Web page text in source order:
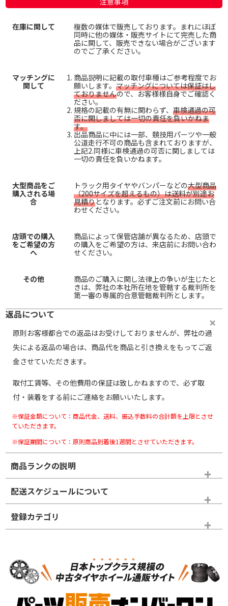
在庫に関して
複数の媒体で販売しております。まれにほぼ
同時に他の媒体・販売サイトにて完売した商
品に関して、販売できない場合がございます
のでご了承ください。
マッチングに
関して
商品説明に記載の取付車種はご参考程度でお
願いします。 マッチングについては保証はし
ておりませんので、お客様様自身でご確認く
ださい。
規格の記載の有無に関わらず、 車検通過の可
否に関しましては一切の責任を負いかねま
す。
出品商品に中には一部、競技用パーツや一般
公道走行不可の商品も含まれておりますが、
上記2.同様に車検通過の可否に関しましては
一切の責任を負いかねます。
大型商品をご
購入される場
合
トラック用タイヤやバンパーなどの大型商品
（200サイズを超えるもの）は送料が別途お
見積りとなります。必ずご注文前にお問い合
わせください。
店頭での購入
をご希望の方
へ
商品によって保管店舗が異なるため、店頭で
の購入をご希望の方は、来店前にお問い合わ
せください。
その他
商品のご購入に関し法律上の争いが生じたと
きは、弊社の本社所在地を管轄する裁判所を
第一審の専属的合意管轄裁判所とします。
返品について
原則お客様都合での返品はお受けしておりませんが、弊社の過
失による返品の場合は、商品代を商品と引き換えをもってご返
金させていただきます。
取付工賃等、その他費用の保証は致しかねますので、必ず取
付・装着をする前にご連絡をお願いいたします。
※保証金額について：商品代金、送料、振込手数料の合計額を上限とさせ
ていただきます。
※保証期間について：原則商品到着後1週間とさせていただきます。
商品ランクの説明
※商品ランクは出品者の主観により判断しておりますので、あら
かじめご了承ください。
ホイールランク
S
品）
S
新車外し品（新古
付き
配送スケジュールについて
登録カテゴリ
スタッドレスタイヤのみ